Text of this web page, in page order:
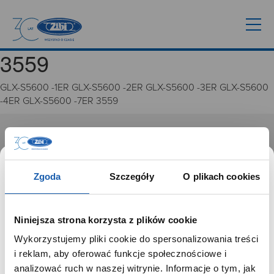
Zgoda Szczegóły O plikach cookies
Niniejsza strona korzysta z plików cookie
Wykorzystujemy pliki cookie do spersonalizowania treści
i reklam, aby oferować funkcje społecznościowe i
analizować ruch w naszej witrynie. Informacje o tym, jak
3559
GLX-S5600 -1ER GLX-S5600 -2ER GLX-S5600 -3ER GLX-S5600
-4ER GLX-S5600 -7ER 3559
GRUPA ZIBI
Misja, wizja i wartości Grupy Zibi
Ważne daty
Zgoda na ciasteczka
PRODUKTYSZANOWNY UŻYTKOWNIKU,
SZANOWNA UŻYTKOWNICZKO